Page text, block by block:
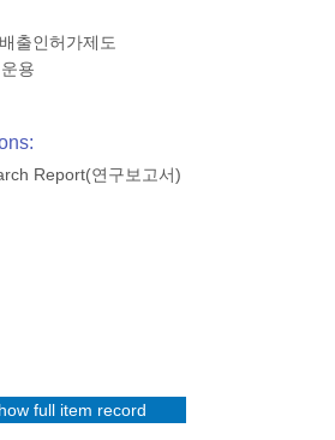
출인허가제도
용
Report(연구보고서)
full item record